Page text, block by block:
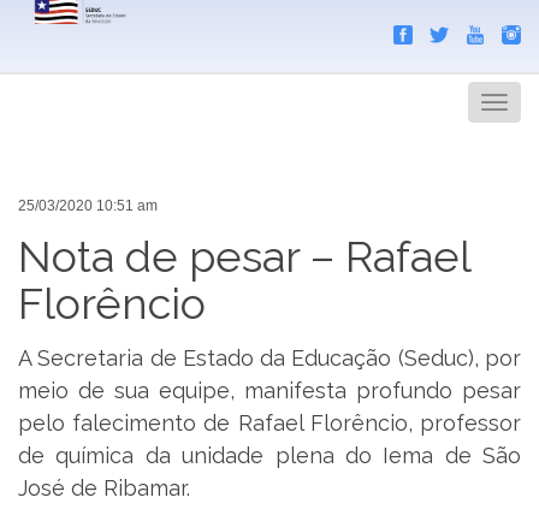
Menu
25/03/2020 10:51 am
Nota de pesar – Rafael
Florêncio
A Secretaria de Estado da Educação (Seduc), por
meio de sua equipe, manifesta profundo pesar
pelo falecimento de Rafael Florêncio, professor
de química da unidade plena do Iema de São
José de Ribamar.